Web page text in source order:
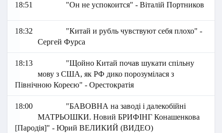
18:51 "Он не успокоится" - Віталій Портников
18:32
"Китай и рубль чувствуют себя плохо" -
Сергей Фурса
18:13
"Щойно Китай почав шукати спільну
мову з США, як РФ дико порозумілася з
Північною Кореєю" - Орестократія
18:00
"БАВОВНА на заводі і далекобійні
МАТРЬОШКИ. Новий БРИФІНГ Конашенкова
[Пародія]" - Юрий ВЕЛИКИЙ (ВИДЕО)